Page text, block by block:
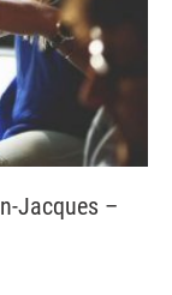
Jacques –